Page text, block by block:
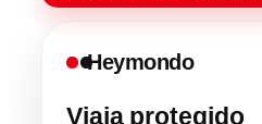
Heymondo
Viaja protegido